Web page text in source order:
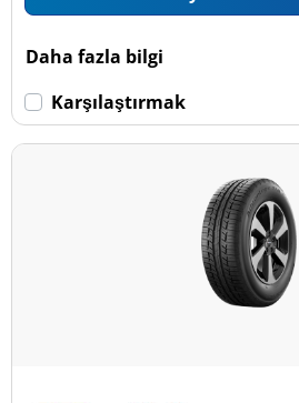
Daha fazla bilgi
Karşılaştırmak